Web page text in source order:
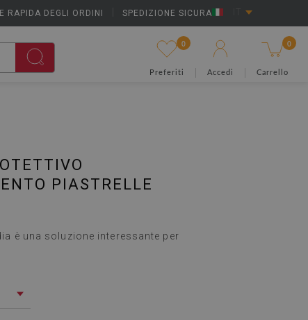
RAPIDA DEGLI ORDINI SPEDIZIONE SICURA
0
Preferiti Accedi
0
Carrello
PIASTRELLE
è una soluzione interessante per